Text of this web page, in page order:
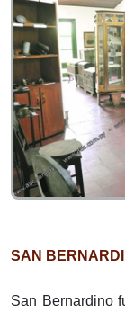
SAN
San Bernardino